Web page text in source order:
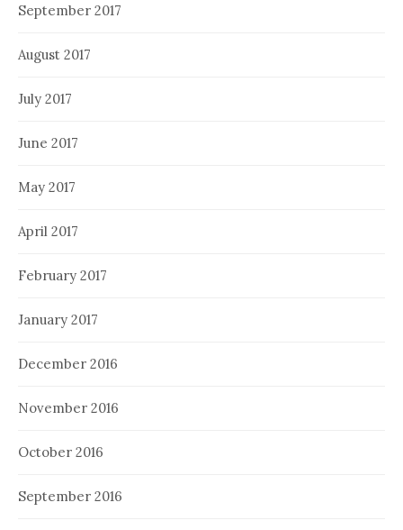
September 2017
August 2017
July 2017
June 2017
May 2017
April 2017
February 2017
January 2017
December 2016
November 2016
October 2016
September 2016